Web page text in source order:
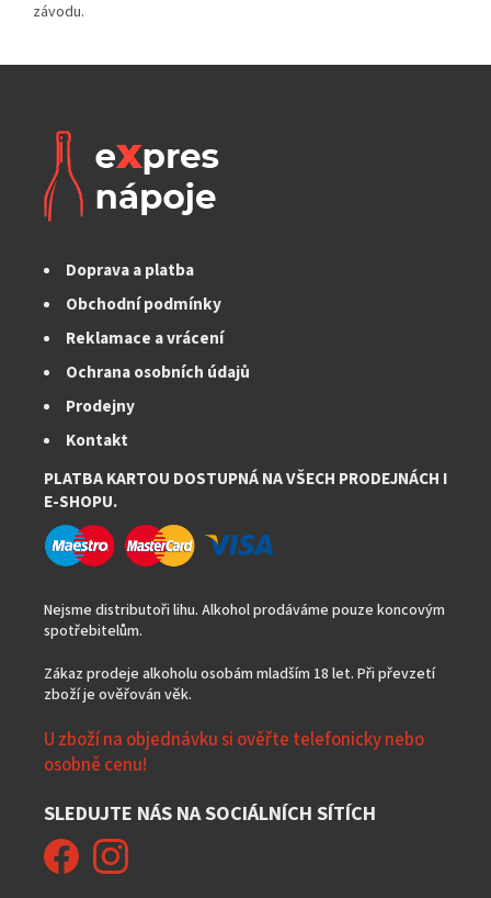
Doprava a platba
Obchodní podmínky
Reklamace a vrácení
Ochrana osobních údajů
Prodejny
Kontakt
PLATBA KARTOU DOSTUPNÁ NA VŠECH PRODEJNÁCH I
E-SHOPU.
Nejsme distributoři lihu. Alkohol prodáváme pouze koncovým
spotřebitelům.
Zákaz prodeje alkoholu osobám mladším 18 let. Při převzetí
zboží je ověřován věk.
U zboží na objednávku si ověřte telefonicky nebo
osobně cenu!
SLEDUJTE NÁS NA SOCIÁLNÍCH SÍTÍCH